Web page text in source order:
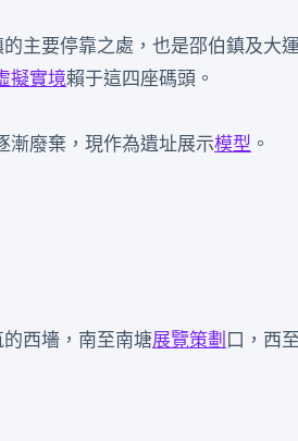
主要停靠之處，也是邵伯鎮及大
擬實境賴于這四座碼頭。
漸廢棄，現作為遺址展示模型 。
的西墻，南至南塘展覽策劃 口，西